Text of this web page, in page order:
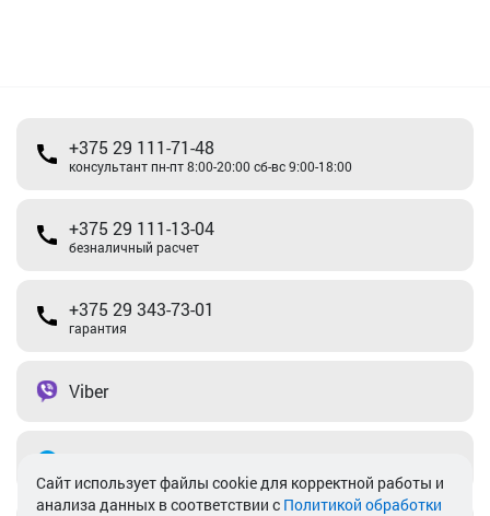
+375 29 111-71-48
консультант пн-пт 8:00-20:00 сб-вс 9:00-18:00
+375 29 111-13-04
безналичный расчет
+375 29 343-73-01
гарантия
Viber
Cайт использует файлы cookie для корректной работы и
анализа данных в соответствии с Политикой обработки